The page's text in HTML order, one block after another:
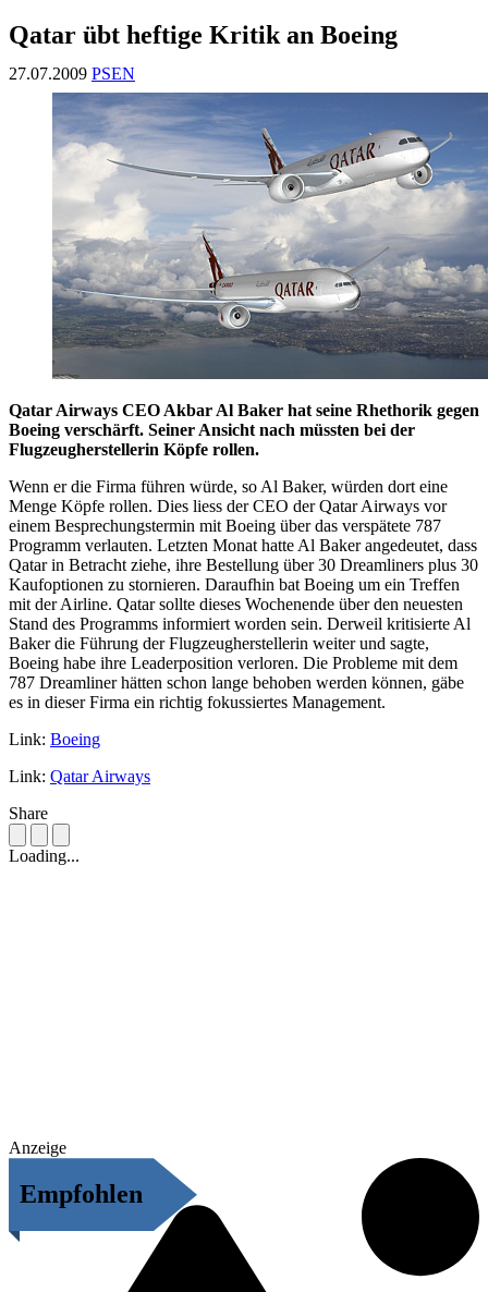
Qatar übt heftige Kritik an Boeing
27.07.2009 PSEN
Qatar Airways CEO Akbar Al Baker hat seine Rhethorik gegen
Boeing verschärft. Seiner Ansicht nach müssten bei der
Flugzeugherstellerin Köpfe rollen.
Wenn er die Firma führen würde, so Al Baker, würden dort eine
Menge Köpfe rollen. Dies liess der CEO der Qatar Airways vor
einem Besprechungstermin mit Boeing über das verspätete 787
Programm verlauten. Letzten Monat hatte Al Baker angedeutet, dass
Qatar in Betracht ziehe, ihre Bestellung über 30 Dreamliners plus 30
Kaufoptionen zu stornieren. Daraufhin bat Boeing um ein Treffen
mit der Airline. Qatar sollte dieses Wochenende über den neuesten
Stand des Programms informiert worden sein. Derweil kritisierte Al
Baker die Führung der Flugzeugherstellerin weiter und sagte,
Boeing habe ihre Leaderposition verloren. Die Probleme mit dem
787 Dreamliner hätten schon lange behoben werden können, gäbe
es in dieser Firma ein richtig fokussiertes Management.
Link: Boeing
Link: Qatar Airways
Share
Loading...
Anzeige
Empfohlen